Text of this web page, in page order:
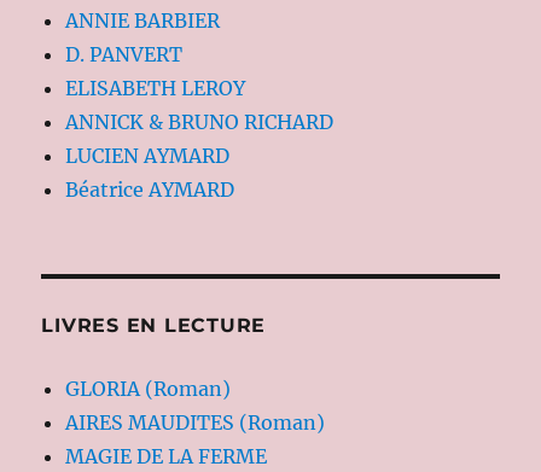
ANNIE BARBIER
D. PANVERT
ELISABETH LEROY
ANNICK & BRUNO RICHARD
LUCIEN AYMARD
Béatrice AYMARD
LIVRES EN LECTURE
GLORIA (Roman)
AIRES MAUDITES (Roman)
MAGIE DE LA FERME